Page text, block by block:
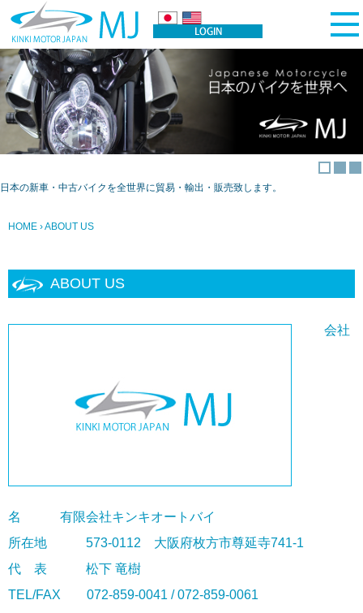
日本の新車・中古バイクを全世界に貿易・輸出・販売致します。
HOME › ABOUT US
ABOUT US
会社
名 有限会社キンキオートバイ
所在地 573-0112 大阪府枚方市尊延寺741-1
代 表 松下 竜樹
TEL/FAX 072-859-0041 / 072-859-0061